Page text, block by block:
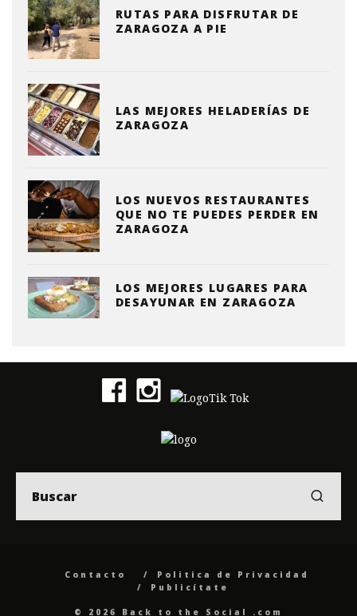
RUTAS PARA DISFRUTAR DE
ZARAGOZA A PIE
LAS MEJORES HELADERÍAS DE
ZARAGOZA
LOS NUEVOS RESTAURANTES
QUE NO TE PUEDES PERDER EN
ZARAGOZA
LOS MEJORES LUGARES PARA
DESAYUNAR EN ZARAGOZA
Contacto
Politica de Privacidad
Publicítate
© 2026 Back to the Social .com